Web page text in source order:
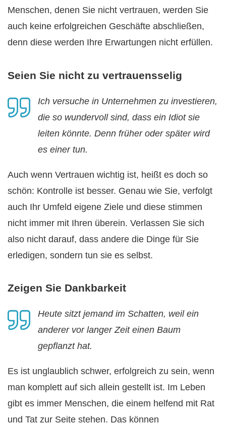
Menschen, denen Sie nicht vertrauen, werden Sie
auch keine erfolgreichen Geschäfte abschließen,
denn diese werden Ihre Erwartungen nicht erfüllen.
Seien Sie nicht zu vertrauensselig
Ich versuche in Unternehmen zu investieren,
die so wundervoll sind, dass ein Idiot sie
leiten könnte. Denn früher oder später wird
es einer tun.
Auch wenn Vertrauen wichtig ist, heißt es doch so
schön: Kontrolle ist besser. Genau wie Sie, verfolgt
auch Ihr Umfeld eigene Ziele und diese stimmen
nicht immer mit Ihren überein. Verlassen Sie sich
also nicht darauf, dass andere die Dinge für Sie
erledigen, sondern tun sie es selbst.
Zeigen Sie Dankbarkeit
Heute sitzt jemand im Schatten, weil ein
anderer vor langer Zeit einen Baum
gepflanzt hat.
Es ist unglaublich schwer, erfolgreich zu sein, wenn
man komplett auf sich allein gestellt ist. Im Leben
gibt es immer Menschen, die einem helfend mit Rat
und Tat zur Seite stehen. Das können